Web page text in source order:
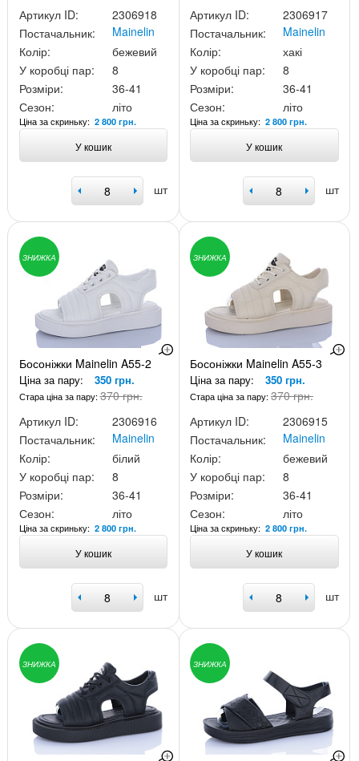
Артикул ID:
2306918
Постачальник:
Mainelin
Колір:
бежевий
У коробці пар:
8
Розміри:
36-41
Сезон:
літо
Ціна за скриньку: 2 800 грн.
У кошик
шт
Артикул ID:
2306917
Постачальник:
Mainelin
Колір:
хакі
У коробці пар:
8
Розміри:
36-41
Сезон:
літо
Ціна за скриньку:2 800 грн.
У кошик
шт
ЗНИЖКА
Босоніжки Mainelin A55-2
Ціна за пару: 350 грн.
Стара ціна за пару:370 грн.
Артикул ID:
2306916
Постачальник:
Mainelin
Колір:
білий
У коробці пар:
8
Розміри:
36-41
Сезон:
літо
Ціна за скриньку: 2 800 грн.
У кошик
шт
ЗНИЖКА
Босоніжки Mainelin A55-3
Ціна за пару: 350 грн.
Стара ціна за пару:370 грн.
Артикул ID:
2306915
Постачальник:
Mainelin
Колір:
бежевий
У коробці пар:
8
Розміри:
36-41
Сезон:
літо
Ціна за скриньку:2 800 грн.
У кошик
шт
ЗНИЖКА ЗНИЖКА